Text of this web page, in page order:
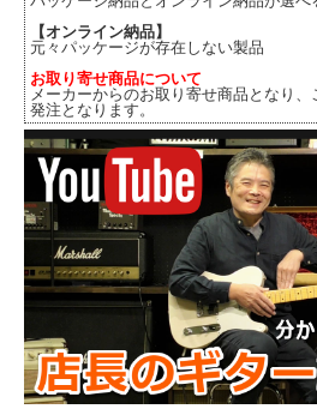
【オンライン納品】
元々パッケージが存在しない製品
お取り寄せ商品について
メーカーからのお取り寄せ商品となり
発注となります。